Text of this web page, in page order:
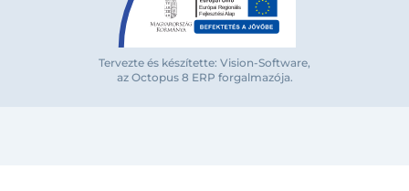
Tervezte és készítette: Vision-Software,
az Octopus 8 ERP forgalmazója.